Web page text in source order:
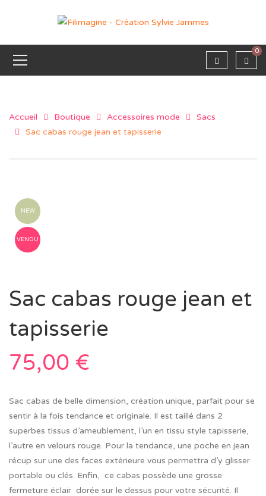
0
Accueil Boutique Accessoires mode
Sacs
Sac cabas rouge jean et tapisserie
NEW
VENDU
Sac cabas rouge jean et
tapisserie
75,00 €
Sac cabas de belle dimension, création unique, parfait pour se
sentir à la fois tendance et originale. Il est taillé dans 2
superbes tissus d’ameublement, l’un en tissu style tapisserie,
l’autre en velours rouge. Pour la tendance, une poche en jean
récup sur une des faces extérieure vous permettra d’y glisser
portable ou clés. Enfin, ce cabas possède une grosse
fermeture éclair dorée sur le dessus pour votre sécurité. Il